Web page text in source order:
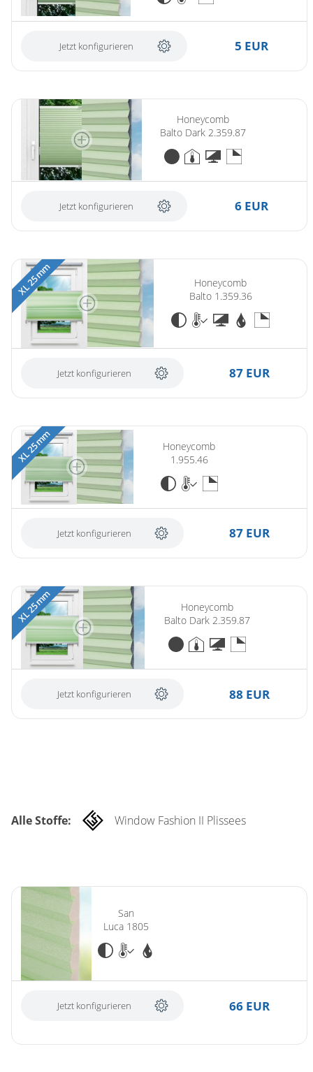
Jetzt konfigurieren 5 EUR
Honeycomb
Balto Dark 2.359.87
Jetzt konfigurieren 6 EUR
XL 25 mm
Honeycomb
Balto 1.359.36
Jetzt konfigurieren 87 EUR
XL 25 mm
Honeycomb
1.955.46
Jetzt konfigurieren 87 EUR
XL 25 mm
Honeycomb
Balto Dark 2.359.87
Jetzt konfigurieren 88 EUR
Alle Stoffe: Window Fashion II Plissees
San
Luca 1805
Jetzt konfigurieren 66 EUR